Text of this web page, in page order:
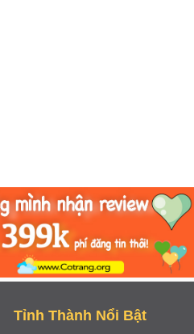
Tỉnh Thành Nổi Bật